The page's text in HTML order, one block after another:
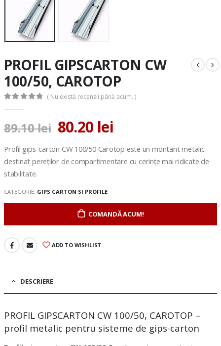
PROFIL GIPSCARTON CW
100/50, CAROTOP
( Nu există recenzii până acum. )
89.10lei 80.20 lei
Profil gips-carton CW 100/50 Carotop este un montant metalic
destinat pereților de compartimentare cu cerințe mai ridicate de
stabilitate.
CATEGORIE: GIPS CARTON SI PROFILE
COMANDĂ ACUM!
ADD TO WISHLIST
DESCRIERE
PROFIL GIPSCARTON CW 100/50, CAROTOP –
profil metalic pentru sisteme de gips-carton